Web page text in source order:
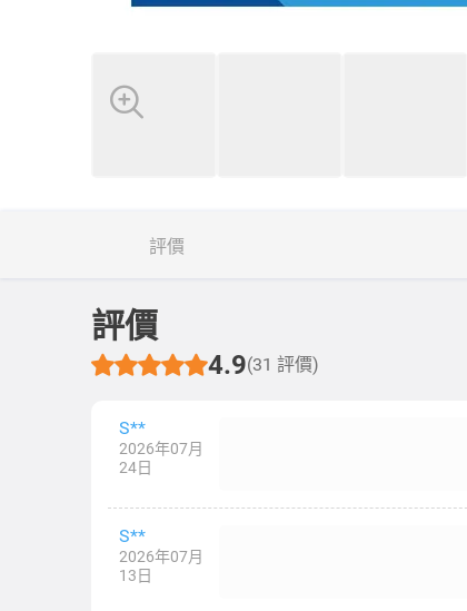
評價
評價
4.9(31 評價)
S**
2026年07月
24日
S**
2026年07月
13日